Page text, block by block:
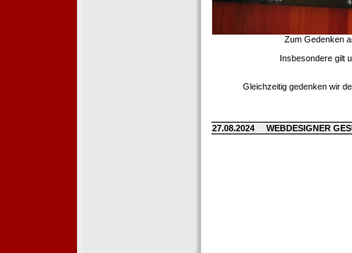
Zum Gedenken
Insbesondere gilt
Gleichzeitig gedenken wir
27.08.2024 WEBDESIGNER